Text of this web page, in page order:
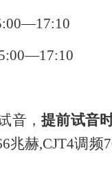
音，提前试音
兆赫,CJT4调